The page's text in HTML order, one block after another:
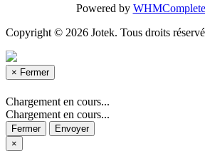
Powered by
Copyright © 2026 Jotek. Tous droits
× Fermer
Chargement en cours...
Chargement en cours...
Fermer
Envoyer
×